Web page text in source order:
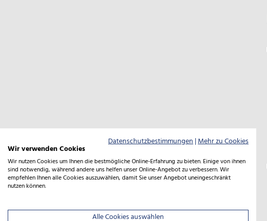
Datenschutzbestimmungen|Mehr zu Cookies
Wir verwenden Cookies
Wir nutzen Cookies um Ihnen die bestmögliche Online-Erfahrung zu bieten. Einige von ihnen
sind notwendig, während andere uns helfen unser Online-Angebot zu verbessern. Wir
empfehlen Ihnen alle Cookies auszuwählen, damit Sie unser Angebot uneingeschränkt
nutzen können.
Alle Cookies auswählen